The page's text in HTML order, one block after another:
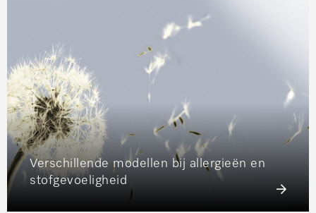
Verschillende modellen bij allergieën en
stofgevoeligheid